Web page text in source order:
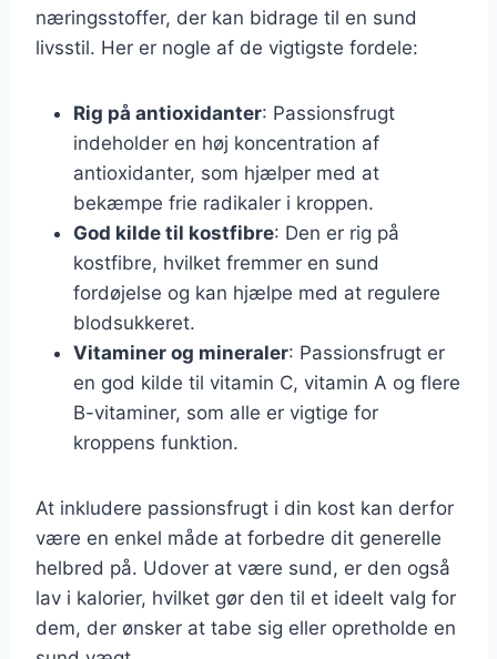
næringsstoffer, der kan bidrage til en sund
livsstil. Her er nogle af de vigtigste fordele:
Rig på antioxidanter: Passionsfrugt
indeholder en høj koncentration af
antioxidanter, som hjælper med at
bekæmpe frie radikaler i kroppen.
God kilde til kostfibre: Den er rig på
kostfibre, hvilket fremmer en sund
fordøjelse og kan hjælpe med at regulere
blodsukkeret.
Vitaminer og mineraler: Passionsfrugt er
en god kilde til vitamin C, vitamin A og flere
B-vitaminer, som alle er vigtige for
kroppens funktion.
At inkludere passionsfrugt i din kost kan derfor
være en enkel måde at forbedre dit generelle
helbred på. Udover at være sund, er den også
lav i kalorier, hvilket gør den til et ideelt valg for
dem, der ønsker at tabe sig eller opretholde en